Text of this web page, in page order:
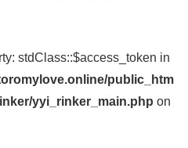
stdClass::$access_token in
public_htm
yyi_rinker_main.php on